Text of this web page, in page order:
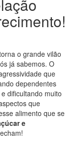
o grande vilão
já sabemos. O
que
dependentes
dificultando muito
que
alimento que se
e